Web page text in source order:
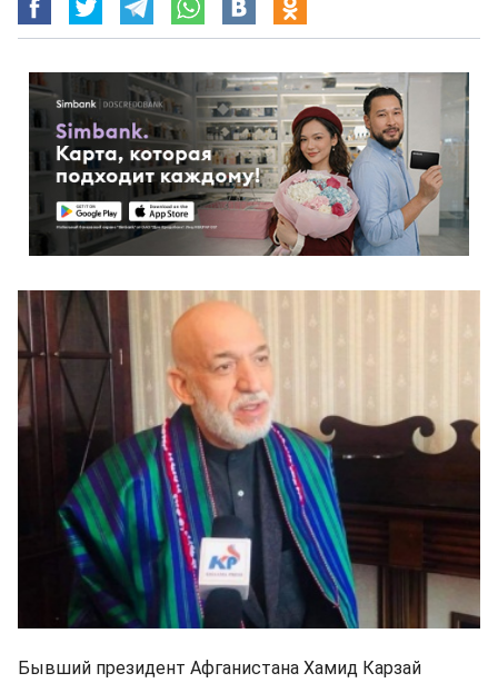
Бывший президент Афганистана Хамид Карзай